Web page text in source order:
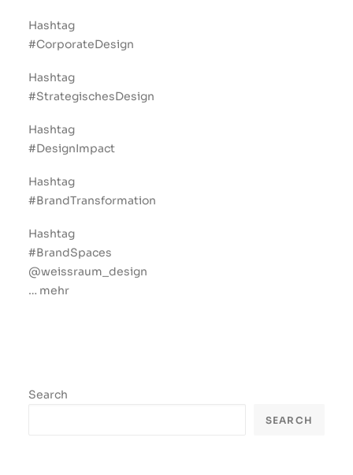
Hashtag
#CorporateDesign
Hashtag
#StrategischesDesign
Hashtag
#DesignImpact
Hashtag
#BrandTransformation
Hashtag
#BrandSpaces
@weissraum_design
… mehr
Search
SEARCH